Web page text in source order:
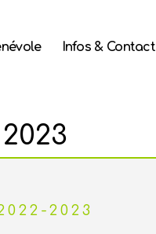
Infos & Contact
2023